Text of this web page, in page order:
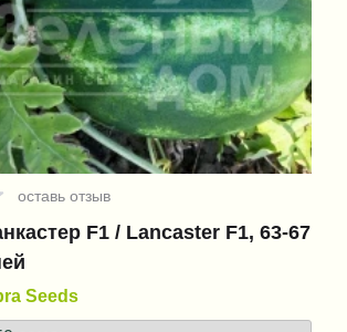
оставь отзыв
F1 / Lancaster F1, 63-67
Seeds